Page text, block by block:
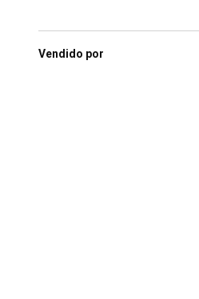
Prudente Shopping
Vendido por